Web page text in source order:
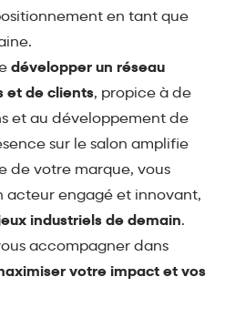
en tant que
développer un réseau
et de clients, propice à de
et au développement de
sur le salon amplifie
de votre marque, vous
acteur engagé et innovant,
industriels de demain.
accompagner dans
votre impact et vos